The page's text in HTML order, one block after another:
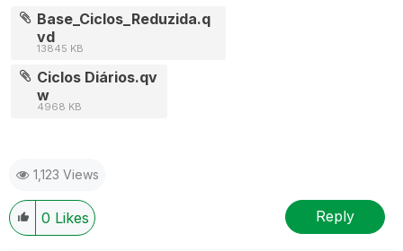
Base_Ciclos_Reduzida.q
vd
13845 KB
Ciclos Diários.qv
w
4968 KB
1,123 Views
0 Likes Reply